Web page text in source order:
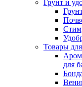
Грунт и
Товары
для